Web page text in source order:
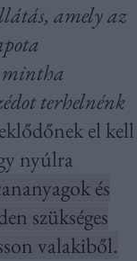
amely az
mintha
terhelnénk
el kell
nyúlra
és
szükséges
valakiből.